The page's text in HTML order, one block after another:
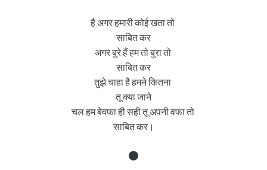
है अगर हमारी कोई खता तो
साबित कर
अगर बुरे हैं हम तो बुरा तो
साबित कर
तुझे चाहा है हमने कितना
तू क्या जाने
चल हम बेवफा ही सही तू अपनी वफा तो
साबित कर।